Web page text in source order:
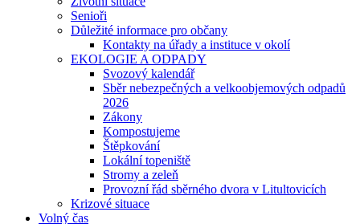
Senioři
Důležité informace pro občany
Kontakty na úřady a instituce v okolí
EKOLOGIE A ODPADY
Svozový kalendář
Sběr nebezpečných a velkoobjemových odpadů
2026
Zákony
Kompostujeme
Štěpkování
Lokální topeniště
Stromy a zeleň
Provozní řád sběrného dvora v Litultovicích
Krizové situace
Volný čas